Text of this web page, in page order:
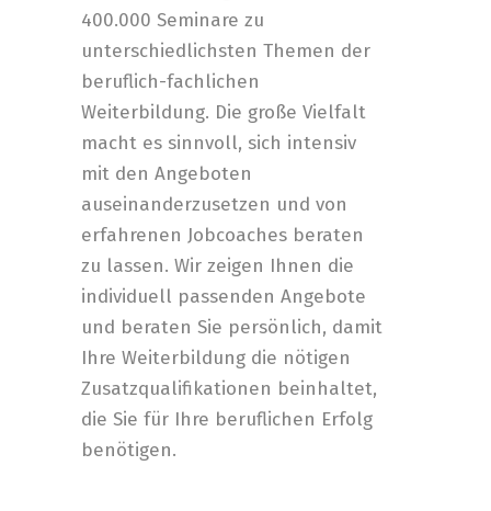
400.000 Seminare zu
unterschiedlichsten Themen der
beruflich-fachlichen
Weiterbildung. Die große Vielfalt
macht es sinnvoll, sich intensiv
mit den Angeboten
auseinanderzusetzen und von
erfahrenen Jobcoaches beraten
zu lassen. Wir zeigen Ihnen die
individuell passenden Angebote
und beraten Sie persönlich, damit
Ihre Weiterbildung die nötigen
Zusatzqualifikationen beinhaltet,
die Sie für Ihre beruflichen Erfolg
benötigen.